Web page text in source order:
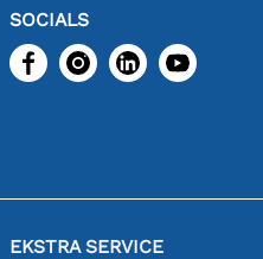
SOCIALS
EKSTRA SERVICE